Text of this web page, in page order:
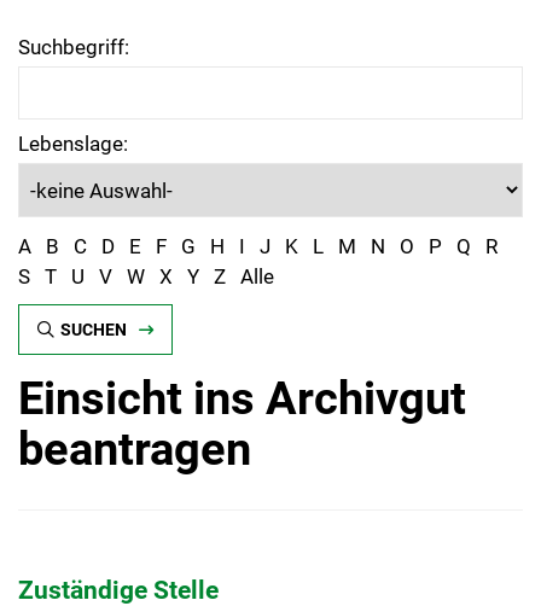
Suchbegriff:
Lebenslage:
A B C D E F G H I J K L M N O P Q
R
S T U V W X Y Z Alle
SUCHEN
Einsicht ins Archivgut
beantragen
Zuständige Stelle